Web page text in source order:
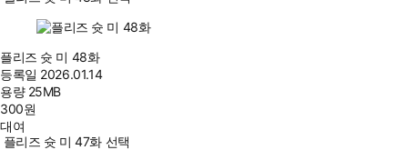
플리즈 슛 미 48화
등록일 2026.01.14
용량 25MB
300원
대여
플리즈 슛 미 47화 선택